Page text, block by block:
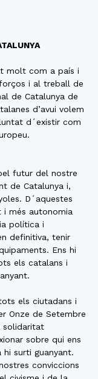
molt com a país i
i al treball de
de Catalunya de
d’avui volem
d´existir com
futur del nostre
de Catalunya i,
D´aquestes
i més autonomia
política i
definitiva, tenir
Ens hi
els catalans i
els ciutadans i
Onze de Setembre
solidaritat
sobre qui ens
surti guanyant.
conviccions